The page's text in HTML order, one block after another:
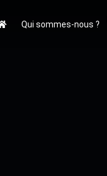
Qui sommes-nous ?